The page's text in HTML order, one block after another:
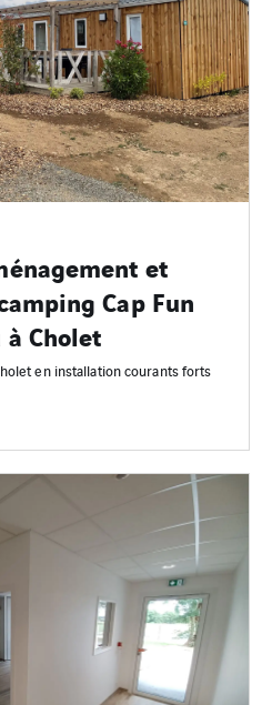
et
Cap Fun
Cholet
en installation courants forts